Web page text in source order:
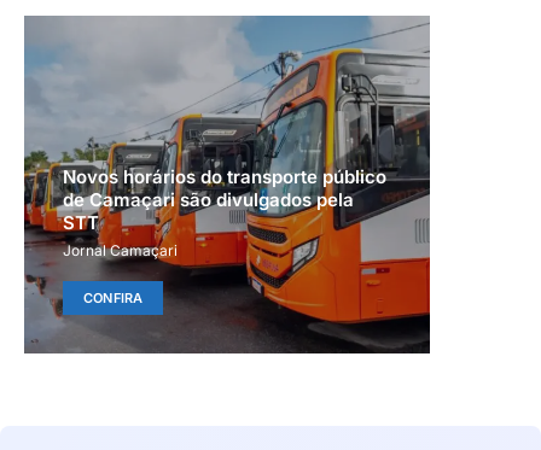
Novos horários do transporte público
de Camaçari são divulgados pela
STT
Jornal Camaçari
CONFIRA